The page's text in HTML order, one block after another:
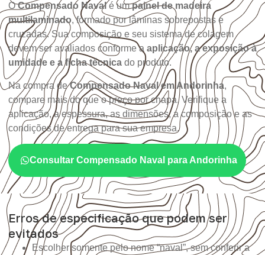
OCompensado Navalé umpainel de madeira
multilaminado, formado por lâminas sobrepostas e
cruzadas. Sua composição e seu sistema de colagem
devem ser avaliados conforme a aplicação, a exposição à
umidade e a ficha técnica do produto.
Na compra deCompensado Naval em Andorinha,
compare mais do que o preço por chapa. Verifique a
aplicação, a espessura, as dimensões, a composição e as
condições de entrega para sua empresa.
Consultar Compensado Naval para Andorinha
Erros de especificação que podem ser
evitados
Escolher somente pelo nome “naval”, sem conferir a